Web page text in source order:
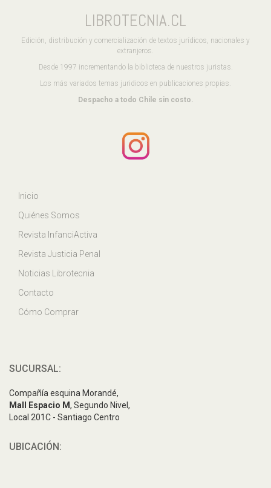
LIBROTECNIA.CL
Edición, distribución y comercialización de textos jurídicos, nacionales y
extranjeros.
Desde 1997 incrementando la biblioteca de nuestros juristas.
Los más variados temas juridicos en publicaciones propias.
Despacho a todo Chile sin costo.
Inicio
Quiénes Somos
Revista InfanciActiva
Revista Justicia Penal
Noticias Librotecnia
Contacto
Cómo Comprar
SUCURSAL:
Compañía esquina Morandé,
Mall Espacio M, Segundo Nivel,
Local 201C - Santiago Centro
UBICACIÓN: